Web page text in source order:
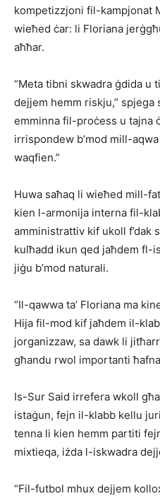
kompetizzjoni fil-kampjonat
wieħed ċar: li Floriana
aħħar.
“Meta tibni skwadra ġdida u
dejjem hemm riskju,” spjega
emminna fil-proċess u tajna
irrispondew b’mod mill-
waqfien.”
Huwa saħaq li wieħed mill-
kien l-armonija interna fil-
amministrattiv kif ukoll f’dak
kulħadd ikun qed jaħdem
jiġu b’mod naturali.
“Il-qawwa ta’ Floriana ma
Hija fil-mod kif jaħdem il-
jorganizzaw, sa dawk li
għandu rwol importanti
Is-Sur Said irrefera wkoll
istaġun, fejn il-klabb kellu
tenna li kien hemm partiti
mixtieqa, iżda l-iskwadra
“Fil-futbol mhux dejjem